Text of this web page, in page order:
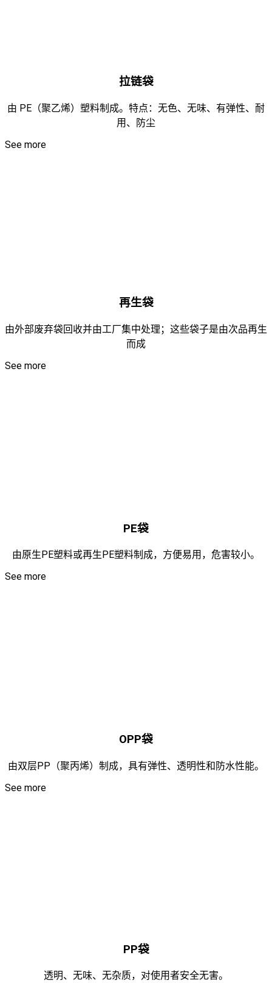
拉链袋
由 PE（聚乙烯）塑料制成。特点：无色、无味、有弹性、耐
用、防尘
See more
再生袋
由外部废弃袋回收并由工厂集中处理；这些袋子是由次品再生
而成
See more
PE袋
由原生PE塑料或再生PE塑料制成，方便易用，危害较小。
See more
OPP袋
由双层PP（聚丙烯）制成，具有弹性、透明性和防水性能。
See more
PP袋
透明、无味、无杂质，对使用者安全无害。